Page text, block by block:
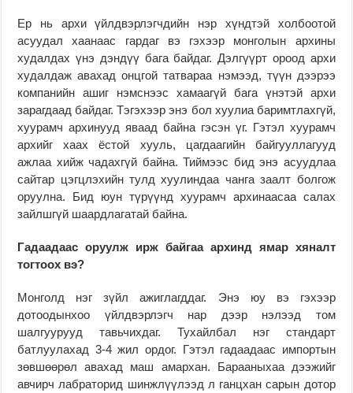
Ер нь архи үйлдвэрлэгчдийн нэр хүндтэй холбоотой
асуудал хаанаас гардаг вэ гэхээр монголын архины
худалдах үнэ дэндүү бага байдаг. Дэлгүүрт ороод архи
худалдаж авахад онцгой татвараа нэмээд, түүн дээрээ
компанийн ашиг нэмснээс хамаагүй бага үнэтэй архи
зарагдаад байдаг. Тэгэхээр энэ бол хуулиа баримтлахгүй,
хуурамч архинууд яваад байна гэсэн үг. Гэтэл хуурамч
архийг хаах ёстой хууль, цагдаагийн байгууллагууд
ажлаа хийж чадахгүй байна. Тиймээс бид энэ асуудлаа
сайтар цэгцлэхийн тулд хуулиндаа чанга заалт болгож
оруулна. Бид юун түрүүнд хуурамч архинаасаа салах
зайлшгүй шаардлагатай байна.
Гадаадаас оруулж ирж байгаа архинд ямар хяналт
тогтоох вэ?
Монголд нэг зүйл ажиглагддаг. Энэ юу вэ гэхээр
дотоодынхоо үйлдвэрлэгч нар дээр нэлээд том
шалгуурууд тавьчихдаг. Тухайлбал нэг стандарт
батлуулахад 3-4 жил ордог. Гэтэл гадаадаас импортын
зөвшөөрөл авахад маш амархан. Барааныхаа дээжийг
авчирч лабраторид шинжлүүлээд л ганцхан сарын дотор